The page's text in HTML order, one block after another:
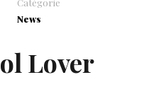
Catégorie
News
Lover